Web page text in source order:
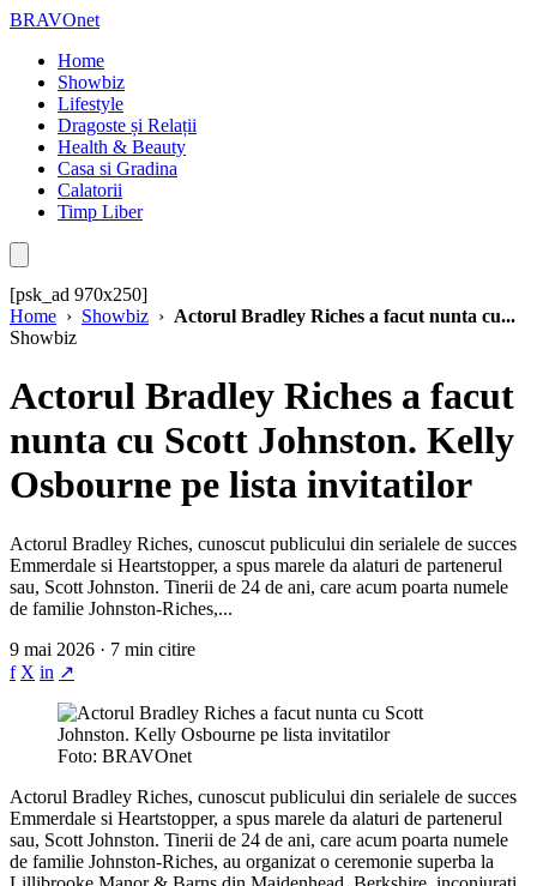
BRAVOnet
Home
Showbiz
Lifestyle
Dragoste și Relații
Health & Beauty
Casa si Gradina
Calatorii
Timp Liber
[psk_ad 970x250]
Home › Showbiz › Actorul Bradley Riches a facut nunta cu...
Showbiz
Actorul Bradley Riches a facut
nunta cu Scott Johnston. Kelly
Osbourne pe lista invitatilor
Actorul Bradley Riches, cunoscut publicului din serialele de succes
Emmerdale si Heartstopper, a spus marele da alaturi de partenerul
sau, Scott Johnston. Tinerii de 24 de ani, care acum poarta numele
de familie Johnston-Riches,...
9 mai 2026 · 7 min citire
f X in ↗
Foto: BRAVOnet
Actorul Bradley Riches, cunoscut publicului din serialele de succes
Emmerdale si Heartstopper, a spus marele da alaturi de partenerul
sau, Scott Johnston. Tinerii de 24 de ani, care acum poarta numele
de familie Johnston-Riches, au organizat o ceremonie superba la